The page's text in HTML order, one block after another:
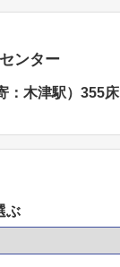
ンター
：木津駅）355床
ぶ